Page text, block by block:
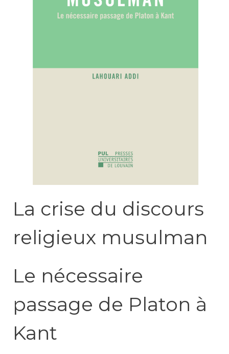
La crise du discours
religieux musulman
Le nécessaire
passage de Platon à
Kant